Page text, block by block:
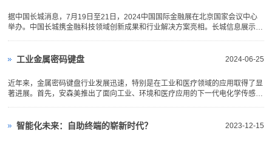
据中国长城消息，7月19日至21日，2024中国国际金融展在北京国家会议中心
举办。中国长城携金融科技领域创新成果和行业解决方案亮相。长城信息展示了
案，展示其在金融网点空间...
2024-06-25
工业金属密码键盘
近年来，金属密码键盘行业发展迅速，特别是在工业和医疗领域的应用取得了显
著进展。首先，安森美推出了面向工业、环境和医疗应用的下一代电化学传感器
业、环境和医疗应用的下一...
2023-12-15
智能化未来：自助终端的崭新时代？